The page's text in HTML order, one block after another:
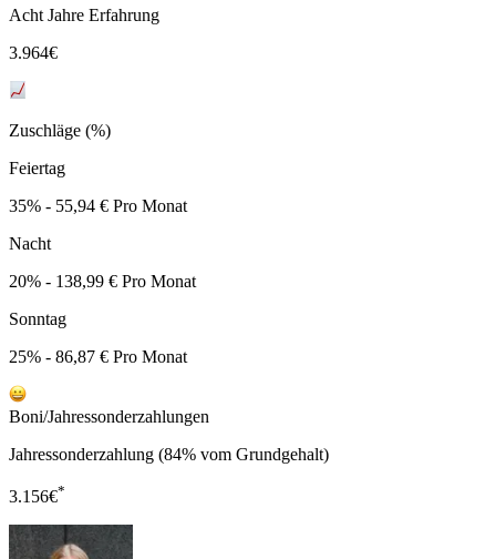
Acht Jahre Erfahrung
3.964€
Zuschläge (%)
Feiertag
35% - 55,94 € Pro Monat
Nacht
20% - 138,99 € Pro Monat
Sonntag
25% - 86,87 € Pro Monat
Boni/Jahressonderzahlungen
Jahressonderzahlung (84% vom Grundgehalt)
3.156€*